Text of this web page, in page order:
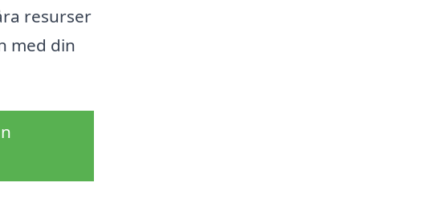
resurser
med din